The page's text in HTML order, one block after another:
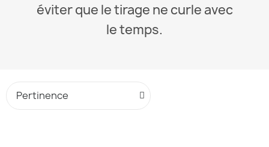
éviter que le tirage ne curle avec
le temps.